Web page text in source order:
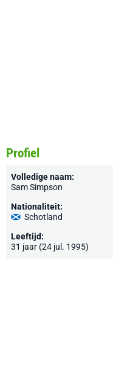
Profiel
Volledige naam:
Sam Simpson
Nationaliteit:
Schotland
Leeftijd:
31 jaar (24 jul. 1995)